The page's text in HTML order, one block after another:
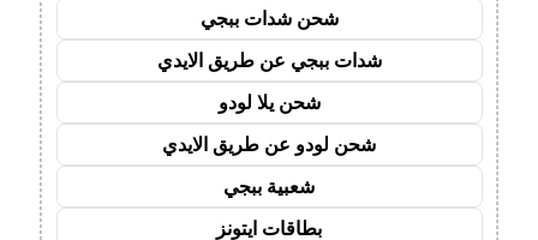
شحن شدات ببجي
شدات ببجي عن طريق الايدي
شحن يلا لودو
شحن لودو عن طريق الايدي
شعبية ببجي
بطاقات ايتونز